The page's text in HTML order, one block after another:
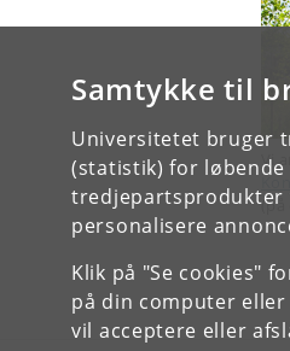
Samtykke til
Universitetet bruger
(statistik) for
tredjepartsprodukter
personalisere
Klik på "Se cookies"
på din computer
vil acceptere eller
Vi
(på